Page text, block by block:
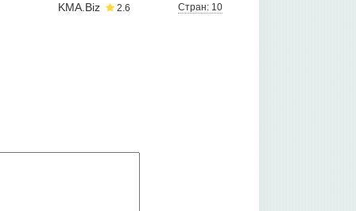
KMA.Biz 2.6 Стран: 10